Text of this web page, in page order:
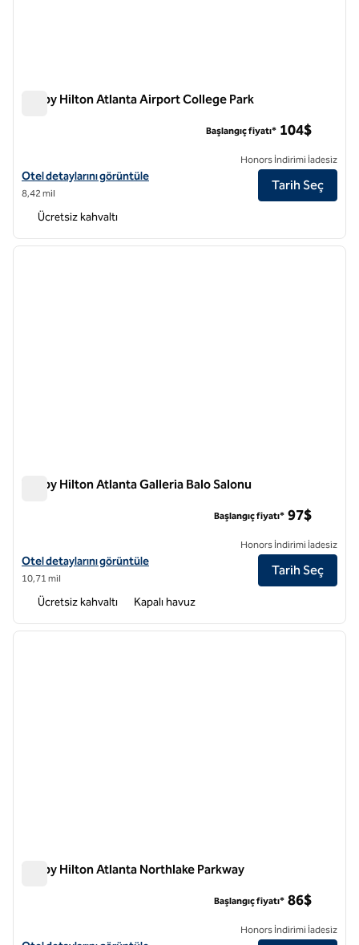
Tru by Hilton Atlanta Airport College Park
Tru by Hilton Atlanta Airport College Park için otel detaylarını
Otel detaylarını görüntüle
8,42 mil
Başlangıç fiyatı* 104$
Honors İndirimi İadesiz
Tarih Seç
Ücretsiz kahvaltı
1 / 12
Tru by Hilton Atlanta Galleria Balo Salonu
Tru by Hilton Atlanta Galleria Ballpark için otel detaylarını
Otel detaylarını görüntüle
10,71 mil
Başlangıç fiyatı* 97$
Honors İndirimi İadesiz
Tarih Seç
Ücretsiz kahvaltı Kapalı havuz
1 / 12
Tru by Hilton Atlanta Northlake Parkway
Başlangıç fiyatı* 86$
Honors İndirimi İadesiz